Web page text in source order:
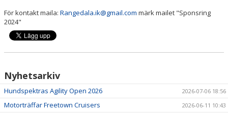
För kontakt maila: Rangedala.ik@gmail.com märk mailet "Sponsring
2024"
Nyhetsarkiv
Hundspektras Agility Open 2026 2026-07-06 18:56
Motorträffar Freetown Cruisers 2026-06-11 10:43